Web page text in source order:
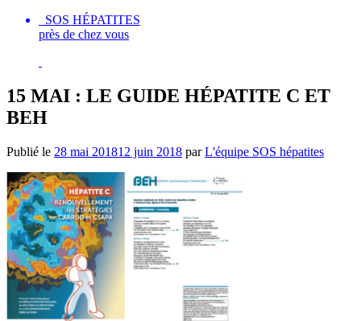
SOS HÉPATITES
près de chez vous
15 MAI : LE GUIDE HÉPATITE C ET
BEH
Publié le 28 mai 201812 juin 2018 parL'équipe SOS hépatites